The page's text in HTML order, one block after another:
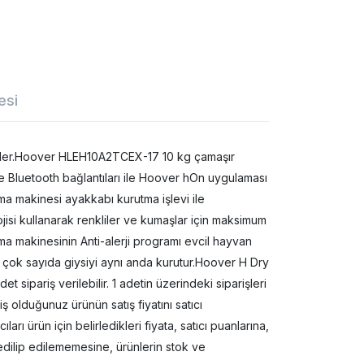
HLEH10A2TCEX-17 10 kg çamaşır
bağlantıları ile Hoover hOn uygulaması
makinesi ayakkabı kurutma işlevi ile
kullanarak renkliler ve kumaşlar için maksimum
makinesinin Anti-alerji programı evcil hayvan
sayıda giysiyi aynı anda kurutur.Hoover H Dry
sipariş verilebilir. 1 adetin üzerindeki siparişleri
ürünün satış fiyatını satıcı
ürün için belirledikleri fiyata, satıcı puanlarına,
edilememesine, ürünlerin stok ve